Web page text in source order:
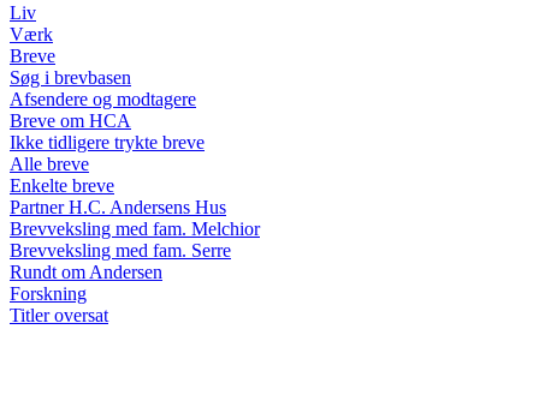
Liv
Værk
Breve
Søg i brevbasen
Afsendere og modtagere
Breve om HCA
Ikke tidligere trykte breve
Alle breve
Enkelte breve
Partner H.C. Andersens Hus
Brevveksling med fam. Melchior
Brevveksling med fam. Serre
Rundt om Andersen
Forskning
Titler oversat